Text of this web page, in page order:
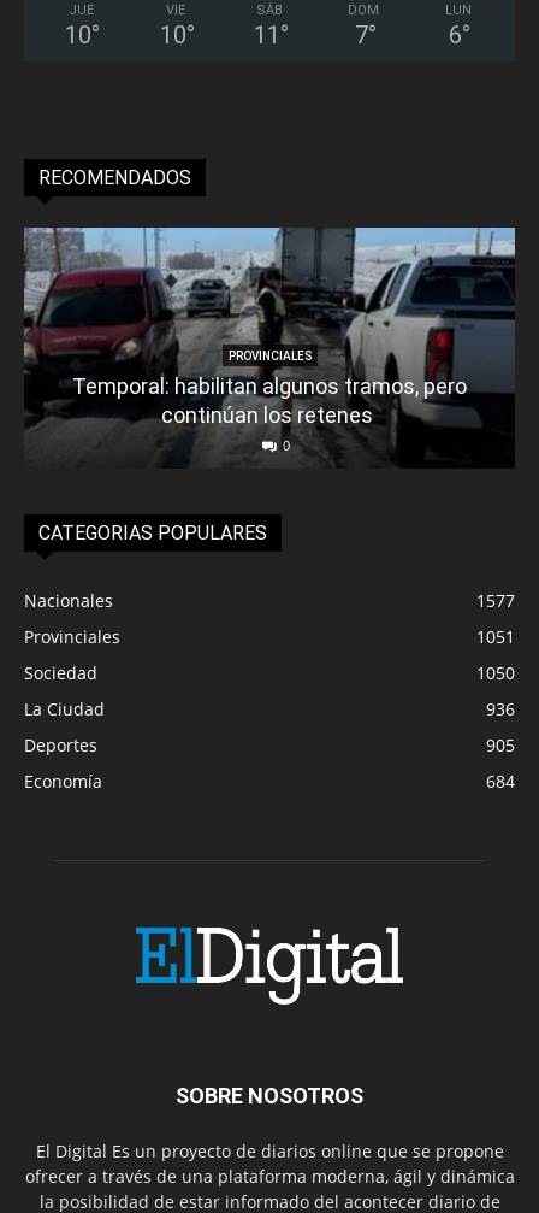
JUE
10°
VIE
10°
SÁB
11 °
DOM
7°
LUN
6°
RECOMENDADOS
PROVINCIALES
Temporal: habilitan algunos tramos, pero
continúan los retenes
0
CATEGORIAS POPULARES
Nacionales
1577
Provinciales
1051
Sociedad
1050
La Ciudad
936
Deportes
905
Economía
684
SOBRE NOSOTROS
El Digital Es un proyecto de diarios online que se propone
ofrecer a través de una plataforma moderna, ágil y dinámica
la posibilidad de estar informado del acontecer diario de